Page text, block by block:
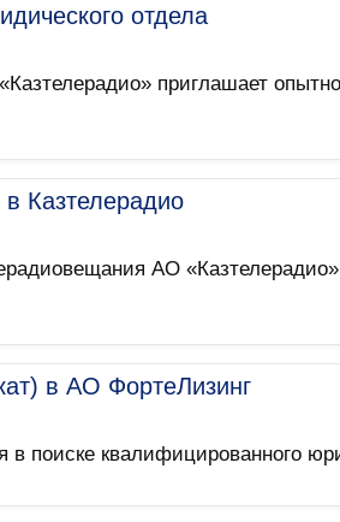
отдела
приглашает
Казтелерадио
АО
в АО ФортеЛизинг
поиске квалифицированного